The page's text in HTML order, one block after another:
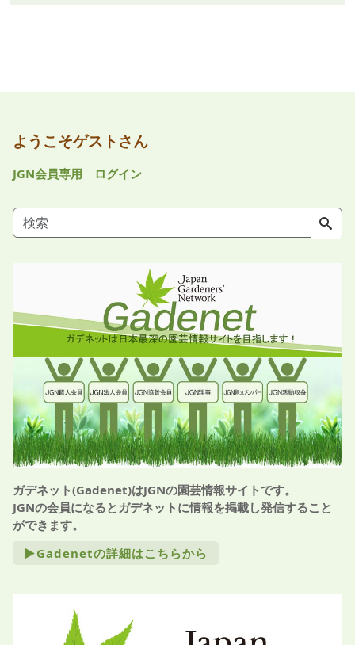
ようこそゲストさん
JGN会員専用 ログイン
ガデネット(Gadenet)はJGNの園芸情報サイトです。
JGNの会員になるとガデネットに情報を掲載し発信すること
ができます。
►Gadenetの詳細はこちらから